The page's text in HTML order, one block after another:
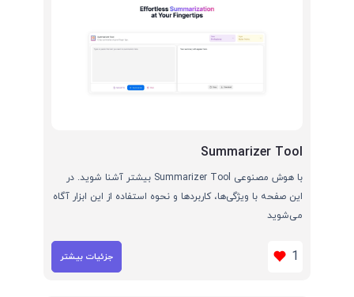
Summarizer Tool
با هوش مصنوعی Summarizer Tool بیشتر آشنا شوید. در
این صفحه با ویژگی‌ها، کاربردها و نحوه استفاده از این ابزار آگاه
می‌شوید
1 جزئیات بیشتر